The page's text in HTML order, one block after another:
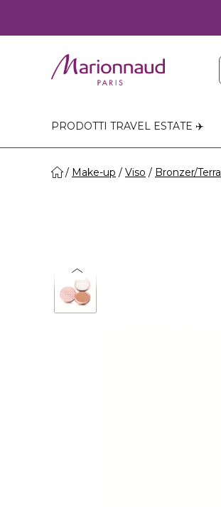
PRODOTTI TRAVEL ESTATE ✈️
Make-up Viso Bronzer/Terra